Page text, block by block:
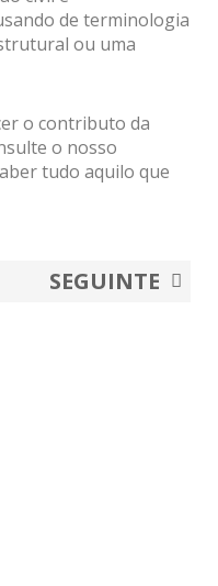
de terminologia
ou uma
o contributo da
o nosso
tudo aquilo que
SEGUINTE